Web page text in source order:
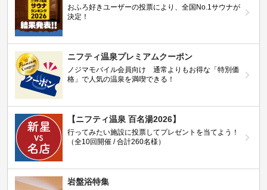
おふろ好きユーザーの投票により、全国No.1サウナが
決定！
ニフティ温泉プレミアムクーポン
ノジマモバイル会員向け 通常よりもお得な「特別価
格」で人気の温泉を満喫できる！
【ニフティ温泉 百名湯2026】
行ってみたい施設に投票してプレゼントを当てよう！
（全10回開催 / 合計260名様）
岩盤浴特集